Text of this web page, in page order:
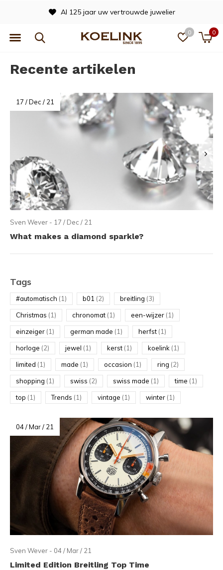
0 0
Al 125 jaar uw vertrouwde juwelier
Recente artikelen
17 / Dec / 21
Sven Wever - 17 / Dec / 21
What makes a diamond sparkle?
Tags
#automatisch (1) b01 (2) breitling (3)
Christmas (1) chronomat (1) een-wijzer (1)
einzeiger (1) german made (1) herfst (1)
horloge (2) jewel (1) kerst (1) koelink (1)
limited (1) made (1) occasion (1) ring (2)
shopping (1) swiss (2) swiss made (1) time (1)
top (1) Trends (1) vintage (1) winter (1)
04 / Mar / 21
Sven Wever - 04 / Mar / 21
Limited Edition Breitling Top Time